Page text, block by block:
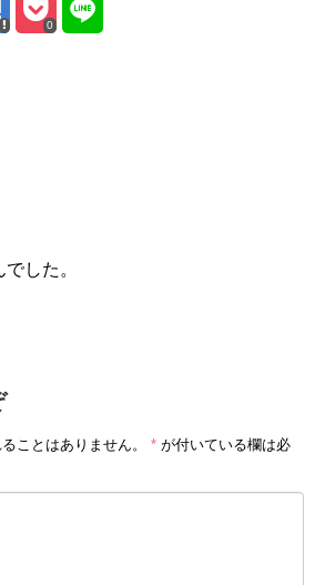
0
した。
ことはありません。 * が付いている欄は必